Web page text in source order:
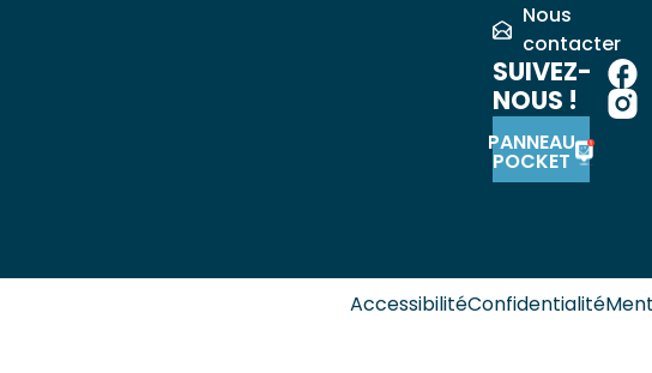
Nous
contacter
SUIVEZ-
NOUS !
PANNEAU
POCKET
AccessibilitéConfidentialité